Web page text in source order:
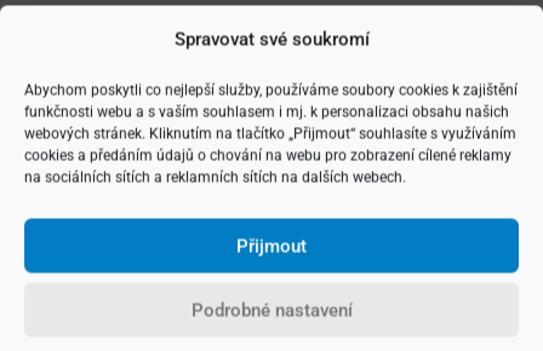
Spravovat své soukromí
Abychom poskytli co nejlepší služby, používáme soubory cookies k zajištění
funkčnosti webu a s vaším souhlasem i mj. k personalizaci obsahu našich
webových stránek. Kliknutím na tlačítko „Přijmout“ souhlasíte s využíváním
cookies a předáním údajů o chování na webu pro zobrazení cílené reklamy
na sociálních sítích a reklamních sítích na dalších webech.
Přijmout
Podrobné nastavení